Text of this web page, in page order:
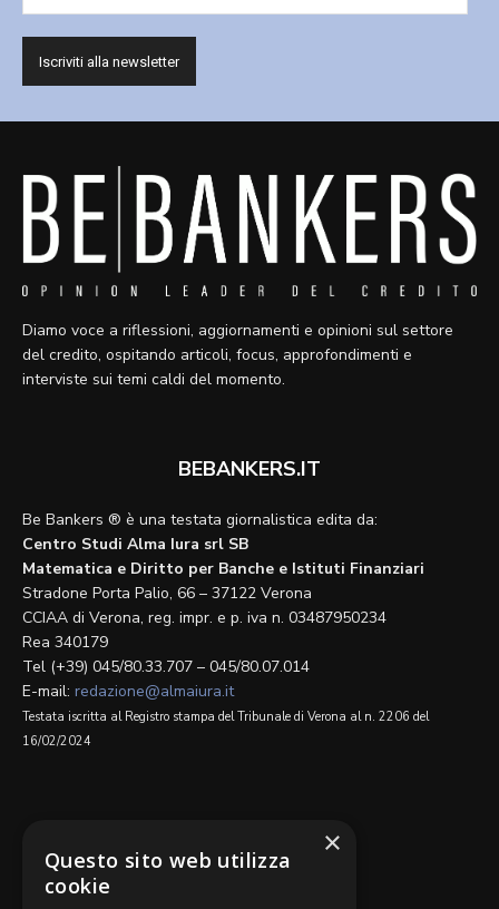
Diamo voce a riflessioni, aggiornamenti e opinioni sul settore
del credito, ospitando articoli, focus, approfondimenti e
interviste sui temi caldi del momento.
BEBANKERS.IT
Be Bankers ® è una testata giornalistica edita da:
Centro Studi Alma Iura srl SB
Matematica e Diritto per Banche e Istituti Finanziari
Stradone Porta Palio, 66 – 37122 Verona
CCIAA di Verona, reg. impr. e p. iva n. 03487950234
Rea 340179
Tel (+39) 045/80.33.707 – 045/80.07.014
E-mail: redazione@almaiura.it
Testata iscritta al Registro stampa del Tribunale di Verona al n. 2206 del
16/02/2024
×
Questo sito web utilizza
cookie